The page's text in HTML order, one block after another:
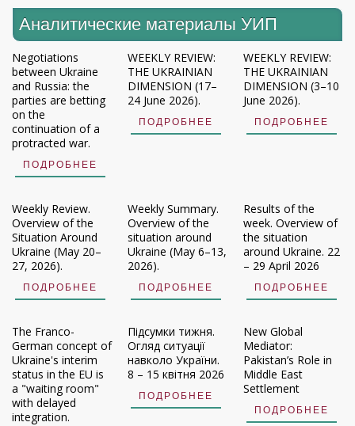
Аналитические материалы УИП
Negotiations
between Ukraine
and Russia: the
parties are betting
on the
continuation of a
protracted war.
ПОДРОБНЕЕ
WEEKLY REVIEW:
THE UKRAINIAN
DIMENSION (17–
24 June 2026).
ПОДРОБНЕЕ
WEEKLY REVIEW:
THE UKRAINIAN
DIMENSION (3–10
June 2026).
ПОДРОБНЕЕ
Weekly Review.
Overview of the
Situation Around
Ukraine (May 20–
27, 2026).
ПОДРОБНЕЕ
Weekly Summary.
Overview of the
situation around
Ukraine (May 6–13,
2026).
ПОДРОБНЕЕ
Results of the
week. Overview of
the situation
around Ukraine. 22
– 29 April 2026
ПОДРОБНЕЕ
The Franco-
German concept of
Ukraine's interim
status in the EU is
a "waiting room"
with delayed
integration.
Підсумки тижня.
Огляд ситуації
навколо України.
8 – 15 квітня 2026
ПОДРОБНЕЕ
New Global
Mediator:
Pakistan’s Role in
Middle East
Settlement
ПОДРОБНЕЕ